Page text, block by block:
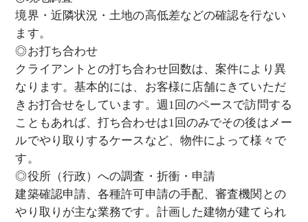
境界・近隣状況・土地の高低差などの確認を行ない
ます。
◎お打ち合わせ
クライアントとの打ち合わせ回数は、案件により異
なります。基本的には、お客様に店舗にきていただ
きお打合せをしています。週1回のペースで訪問する
こともあれば、打ち合わせは1回のみでその後はメー
ルでやり取りするケースなど、物件によって様々で
す。
◎役所（行政）への調査・折衝・申請
建築確認申請、各種許可申請の手配、審査機関との
やり取りが主な業務です。計画した建物が建てられ